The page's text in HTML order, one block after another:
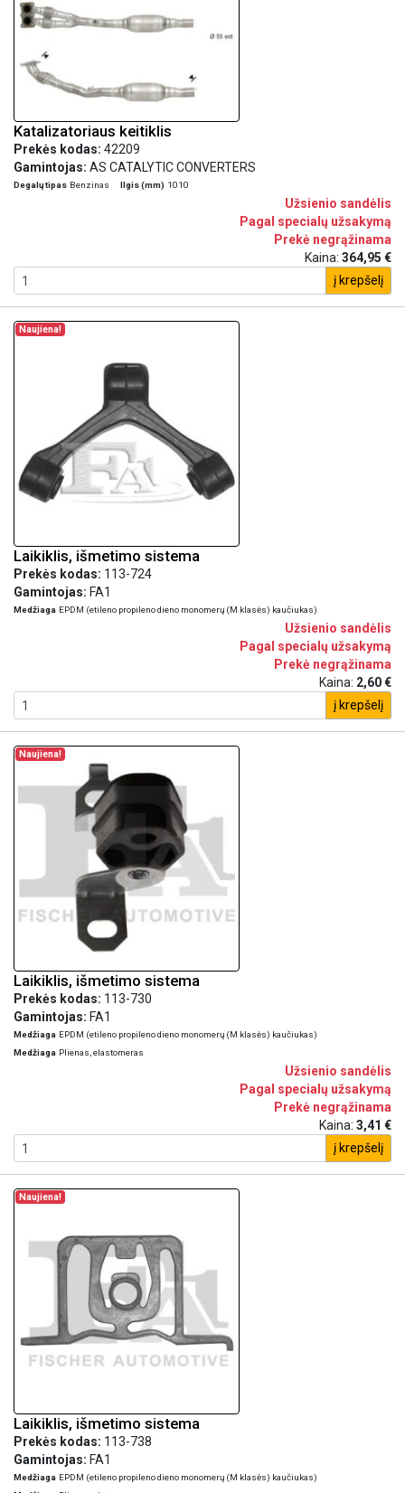
Katalizatoriaus keitiklis
Prekės kodas: 42209
Gamintojas: AS CATALYTIC CONVERTERS
Degalų tipas Benzinas Ilgis (mm) 1010
Užsienio sandėlis
Pagal specialų užsakymą
Prekė negrąžinama
Kaina: 364,95 €
į krepšelį
Naujiena!
Laikiklis, išmetimo sistema
Prekės kodas: 113-724
Gamintojas: FA1
Medžiaga EPDM (etileno propileno dieno monomerų (M klasės) kaučiukas)
Užsienio sandėlis
Pagal specialų užsakymą
Prekė negrąžinama
Kaina: 2,60 €
į krepšelį
Naujiena!
Laikiklis, išmetimo sistema
Prekės kodas: 113-730
Gamintojas: FA1
Medžiaga EPDM (etileno propileno dieno monomerų (M klasės) kaučiukas)
Medžiaga Plienas, elastomeras
Užsienio sandėlis
Pagal specialų užsakymą
Prekė negrąžinama
Kaina: 3,41 €
į krepšelį
Naujiena!
Laikiklis, išmetimo sistema
Prekės kodas: 113-738
Gamintojas: FA1
Medžiaga EPDM (etileno propileno dieno monomerų (M klasės) kaučiukas)